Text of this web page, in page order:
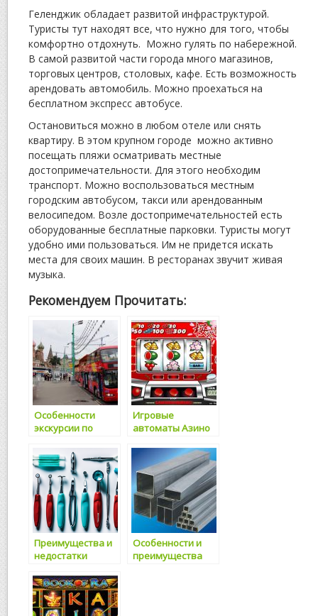
Геленджик обладает развитой инфраструктурой.
Туристы тут находят все, что нужно для того, чтобы
комфортно отдохнуть. Можно гулять по набережной.
В самой развитой части города много магазинов,
торговых центров, столовых, кафе. Есть возможность
арендовать автомобиль. Можно проехаться на
бесплатном экспресс автобусе.
Остановиться можно в любом отеле или снять
квартиру. В этом крупном городе можно активно
посещать пляжи осматривать местные
достопримечательности. Для этого необходим
транспорт. Можно воспользоваться местным
городским автобусом, такси или арендованным
велосипедом. Возле достопримечательностей есть
оборудованные бесплатные парковки. Туристы могут
удобно ими пользоваться. Им не придется искать
места для своих машин. В ресторанах звучит живая
музыка.
Рекомендуем Прочитать:
Особенности
экскурсии по
Игровые
автоматы Азино
хорошего отдыха
Преимущества и
недостатки
гранита
Особенности и
преимущества